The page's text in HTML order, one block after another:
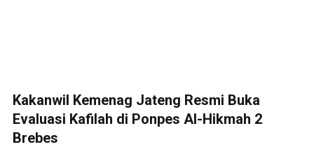
Kakanwil Kemenag Jateng Resmi Buka
Evaluasi Kafilah di Ponpes Al-Hikmah 2
Brebes